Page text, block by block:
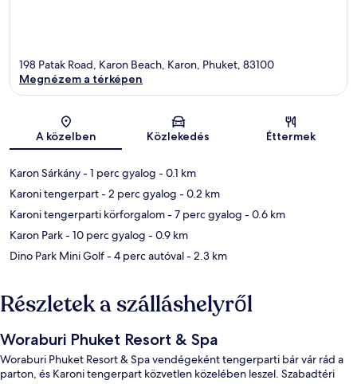
Térkép
198 Patak Road, Karon Beach, Karon, Phuket, 83100
Megnézem a térképen
A közelben Közlekedés Éttermek
Karon Sárkány- 1 perc gyalog - 0.1 km
Karoni tengerpart- 2 perc gyalog - 0.2 km
Karoni tengerparti körforgalom- 7 perc gyalog - 0.6 km
Karon Park- 10 perc gyalog - 0.9 km
Dino Park Mini Golf- 4 perc autóval- 2.3 km
Részletek a szálláshelyről
Woraburi Phuket Resort & Spa
Woraburi Phuket Resort & Spa vendégeként tengerparti bár vár rád a
parton, és Karoni tengerpart közvetlen közelében leszel. Szabadtéri